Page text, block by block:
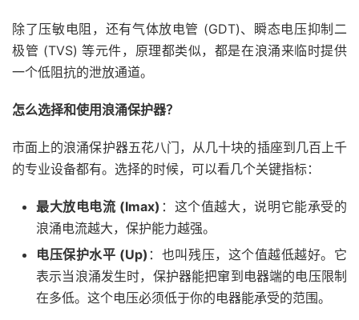
除了压敏电阻，还有气体放电管 (GDT)、瞬态电压抑制二
极管 (TVS) 等元件，原理都类似，都是在浪涌来临时提供
一个低阻抗的泄放通道。
怎么选择和使用浪涌保护器？
市面上的浪涌保护器五花八门，从几十块的插座到几百上千
的专业设备都有。选择的时候，可以看几个关键指标：
最大放电电流 (Imax) ：这个值越大，说明它能承受的
浪涌电流越大，保护能力越强。
电压保护水平 (Up) ：也叫残压，这个值越低越好。它
表示当浪涌发生时，保护器能把窜到电器端的电压限制
在多低。这个电压必须低于你的电器能承受的范围。